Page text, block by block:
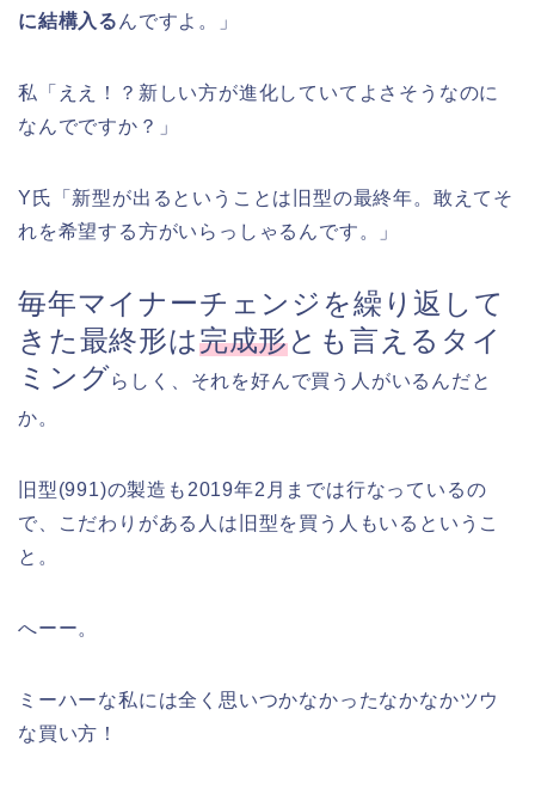
に結構入る んですよ。」
私「ええ！？新しい方が進化していてよさそうなのに
なんでですか？」
Y氏「新型が出るということは旧型の最終年。敢えてそ
れを希望する方がいらっしゃるんです。」
毎年マイナーチェンジを繰り返して
きた最終形は完成形とも言えるタイ
ミングらしく、それを好んで買う人がいるんだと
か。
旧型(991)の製造も2019年2月までは行なっているの
で、こだわりがある人は旧型を買う人もいるというこ
と。
へーー。
ミーハーな私には全く思いつかなかったなかなかツウ
な買い方！